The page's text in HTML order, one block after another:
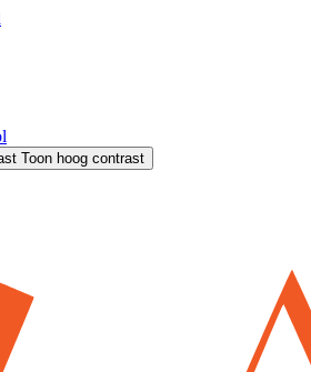
Toon hoog contrast